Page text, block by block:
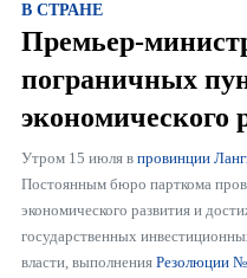
В СТРАНЕ
Премьер-
пограничных
Утром 15 июля в провинции
Постоянным бюро парткома
экономического развития и
государственных
власти, выполнения Резолюции